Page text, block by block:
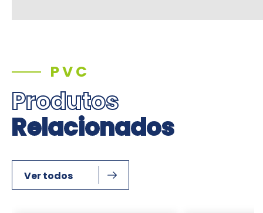
PVC
Produtos
Relacionados
Ver todos